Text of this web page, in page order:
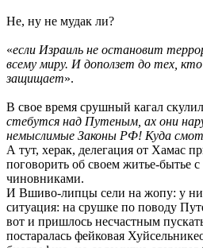
Не, ну не мудак ли?
«если Израиль не остановит
всему миру. И доползет до тех,
защищает».
В свое время срушный кагал
стебутся над Путеным, ах они
немыслимые Законы РФ! Куда
А тут, херак, делегация от Хамас
поговорить об своем житье-бытье
чиновниками.
И Вшиво-липцы сели на жопу: у
ситуация: на срушке по поводу
вот и пришлось несчастным
постаралась фейковая